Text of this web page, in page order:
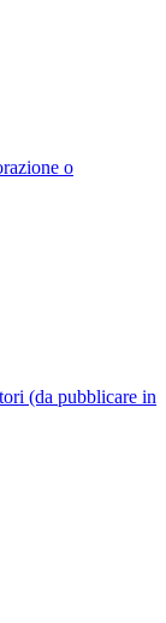
o
(da pubblicare in